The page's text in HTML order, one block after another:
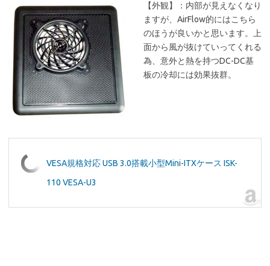
【外観】：内部が見えなくなり
ますが、AirFlow的にはこちら
のほうが良いかと思います。上
面から風が抜けていってくれる
為、意外と熱を持つDC-DC基
板の冷却には効果抜群。
VESA規格対応 USB 3.0搭載小型Mini-ITXケース ISK-
110 VESA-U3